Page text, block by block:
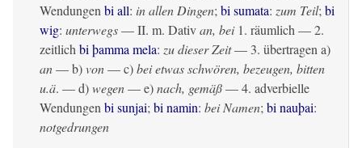
Wendungen bi all: in allen Dingen; bi sumata: zum Teil; bi
wig: unterwegs— II. m. Dativan, bei1. räumlich — 2.
zeitlich bi þamma mela: zu dieser Zeit— 3. übertragen a)
an— b)von— c)bei etwas schwören, bezeugen, bitten
u.ä. — d)wegen— e)nach, gemäß— 4. adverbielle
Wendungen bi sunjai; bi namin: bei Namen; bi nauþai:
notgedrungen